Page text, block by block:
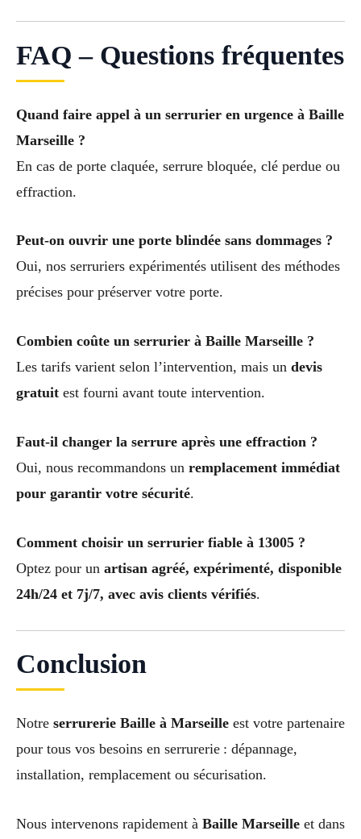
FAQ – Questions fréquentes
Quand faire appel à un serrurier en urgence à Baille
Marseille ?
En cas de porte claquée, serrure bloquée, clé perdue ou
effraction.
Peut-on ouvrir une porte blindée sans dommages ?
Oui, nos serruriers expérimentés utilisent des méthodes
précises pour préserver votre porte.
Combien coûte un serrurier à Baille Marseille ?
Les tarifs varient selon l’intervention, mais un devis
gratuit est fourni avant toute intervention.
Faut-il changer la serrure après une effraction ?
Oui, nous recommandons un remplacement immédiat
pour garantir votre sécurité.
Comment choisir un serrurier fiable à 13005 ?
Optez pour un artisan agréé, expérimenté, disponible
24h/24 et 7j/7, avec avis clients vérifiés.
Conclusion
Notre serrurerie Baille à Marseille est votre partenaire
pour tous vos besoins en serrurerie : dépannage,
installation, remplacement ou sécurisation.
Nous intervenons rapidement à Baille Marseille et dans